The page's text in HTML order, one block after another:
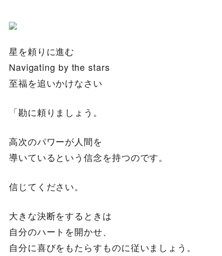
星を頼りに進む
Navigating by the stars
至福を追いかけなさい
「勘に頼りましょう。
高次のパワーが人間を
導いているという信念を持つのです。
信じてください。
大きな決断をするときは
自分のハートを開かせ、
自分に喜びをもたらすものに従いましょう。